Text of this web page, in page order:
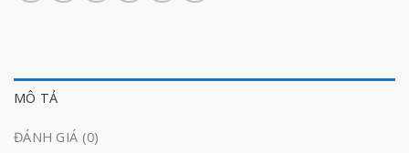
MÔ TẢ
ĐÁNH GIÁ (0)